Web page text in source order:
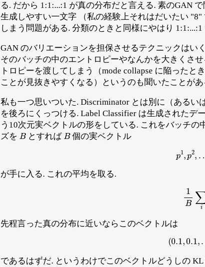
る. だから 1:1:...:1 が真の分布だと言える. 素のGAN
生成しやすい一文字 （私の経験上それはだいたい
しまう問題がある. 分類のときと同様にやはり
GAN のバリエーションを担保させるテクニックはい
そのバッチの中のエントロピーやなんかを大きくさ
トロピーを渡してしまう（mode collapse に陥った
ことが見抜きやすくなる）というのも聞いたことがあ
私も一つ思いついた. Discriminator とは別に（あるい
を後ろにくっつける. Label Classifier は生成されたデ
う10次元実ベクトルの形をしている. これをバッチ
ズを B とすればB 個の実ベクトル
p p2
が手に入る. これの平均を取る.
1
先程言った真の分布に近いならこのベクトルは
( 0.1,0.1
であるはずだ. というわけでこのベクトルどうしの